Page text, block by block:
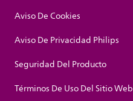
Aviso De Cookies
Aviso De Privacidad Philips
Seguridad Del Producto
Términos De Uso Del Sitio Web